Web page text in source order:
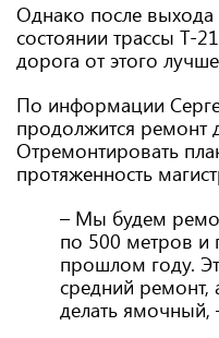
Однако после
состоянии трассы Т-
дорога от этого
По информации
продолжится ремонт
Отремонтировать
протяженность
– Мы будем
по 500 метров и
прошлом году.
средний
делать ямочный,